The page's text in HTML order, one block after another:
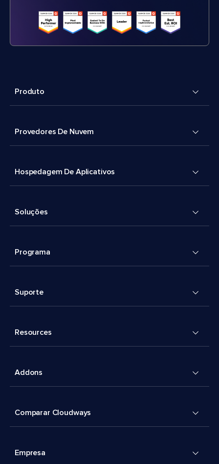
Produto
Provedores De Nuvem
Hospedagem De Aplicativos
Soluções
Programa
Suporte
Resources
Addons
Comparar Cloudways
Empresa